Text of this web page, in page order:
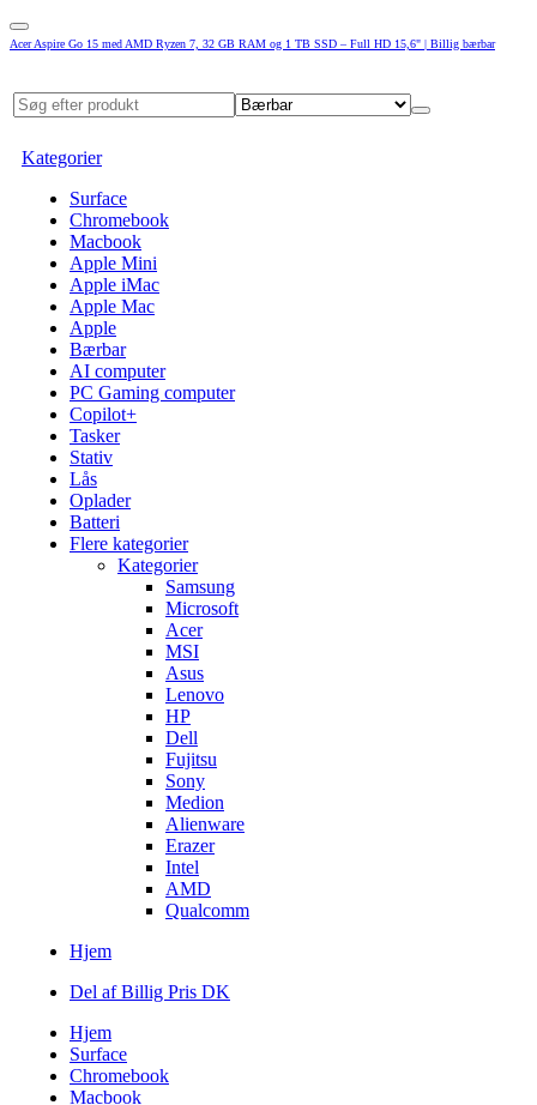
Acer Aspire Go 15 med AMD Ryzen 7, 32 GB RAM og 1 TB SSD – Full HD 15,6" | Billig bærbar
Kategorier
Surface
Chromebook
Macbook
Apple Mini
Apple iMac
Apple Mac
Apple
Bærbar
AI computer
PC Gaming computer
Copilot+
Tasker
Stativ
Lås
Oplader
Batteri
Flere kategorier
Kategorier
Samsung
Microsoft
Acer
MSI
Asus
Lenovo
HP
Dell
Fujitsu
Sony
Medion
Alienware
Erazer
Intel
AMD
Qualcomm
Hjem
Del af Billig Pris DK
Hjem
Surface
Chromebook
Macbook